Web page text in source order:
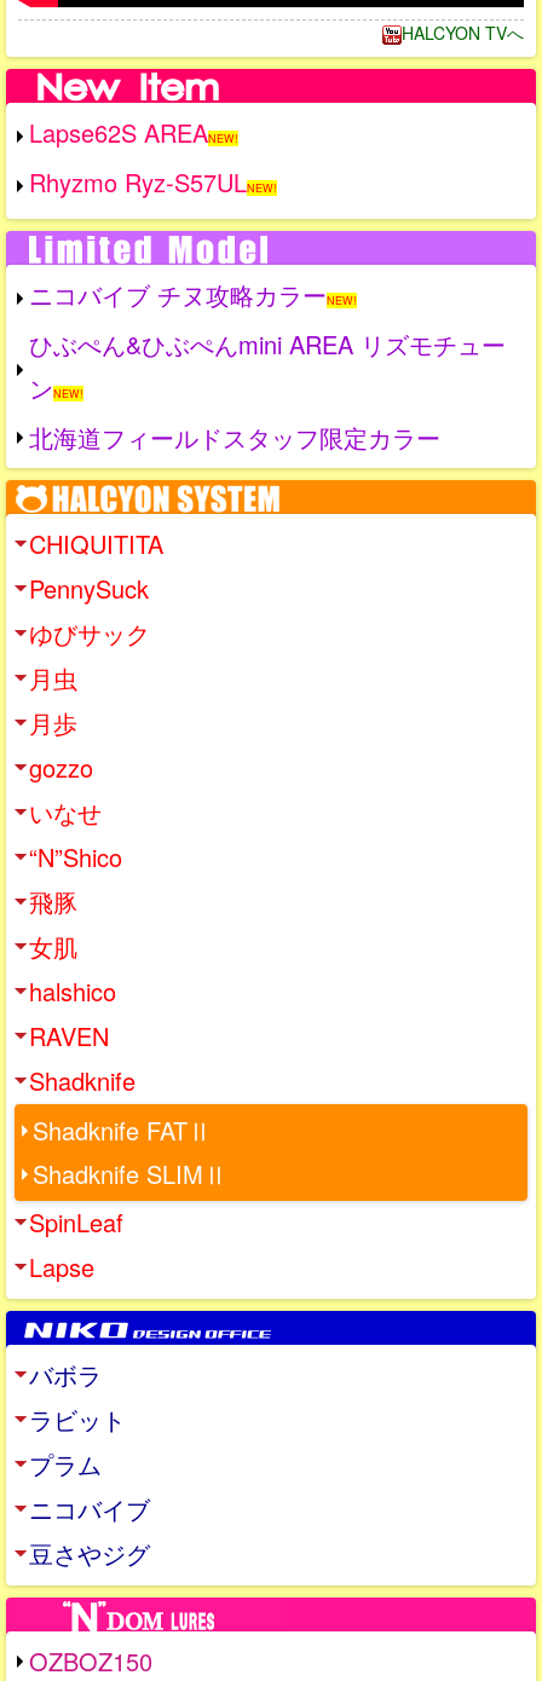
HALCYON TVへ
Lapse62S AREANEW!
Rhyzmo Ryz-S57ULNEW!
ニコバイブ チヌ攻略カラーNEW!
ひぶぺん&ひぶぺんmini AREA リズモチュー
ンNEW!
北海道フィールドスタッフ限定カラー
CHIQUITITA
PennySuck
ゆびサック
月虫
月歩
gozzo
いなせ
“N”Shico
飛豚
女肌
halshico
RAVEN
Shadknife
Shadknife FATⅡ
Shadknife SLIMⅡ
SpinLeaf
Lapse
バボラ
ラビット
プラム
ニコバイブ
豆さやジグ
OZBOZ150